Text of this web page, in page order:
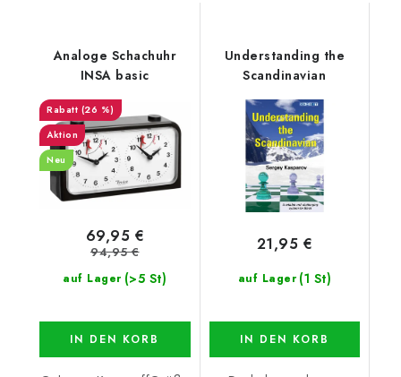
Analoge Schachuhr
INSA basic
(26 %)
Aktion
Neu
auf Lager (>5 St)
69,95 €
94,95 €
IN DEN KORB
Understanding the
Scandinavian
auf Lager (1 St)
21,95 €
IN DEN KORB